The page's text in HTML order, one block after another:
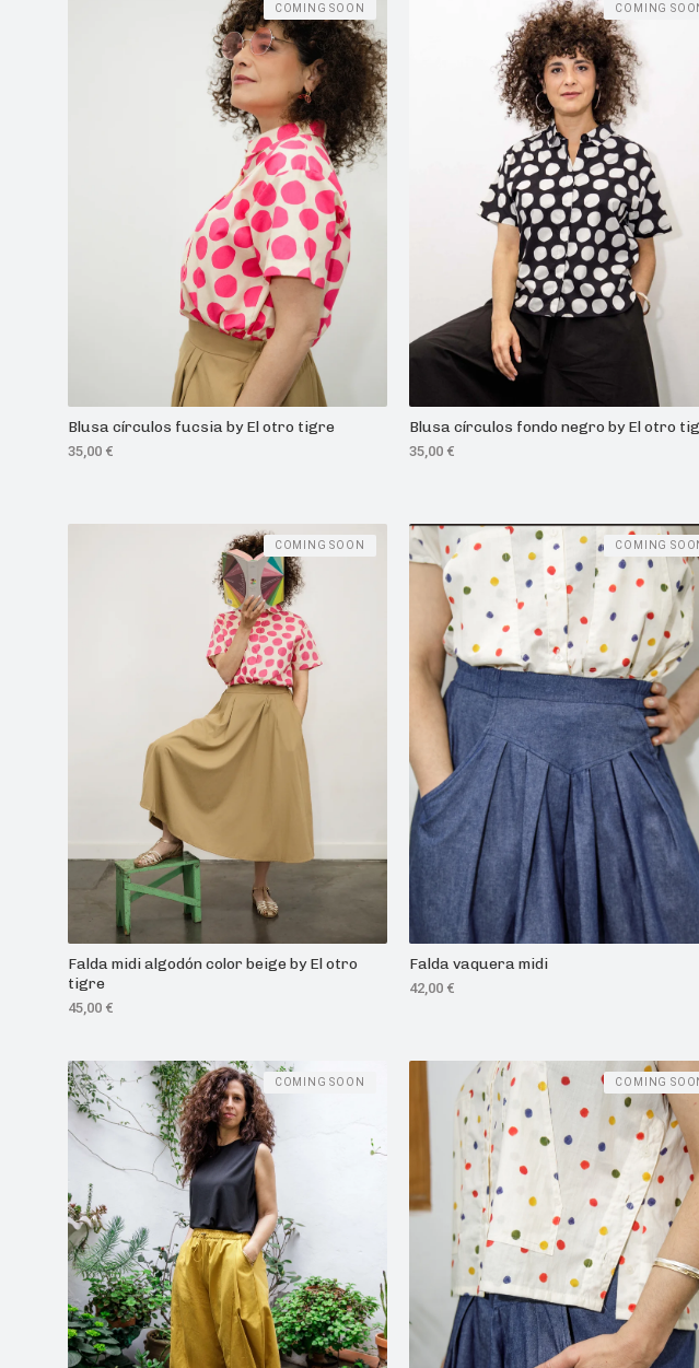
Blusa círculos fucsia by El otro tigre
35,00 €
COMING SOON
Blusa círculos fondo negro by El otro
35,00 €
COMING
Falda midi algodón color beige by El otro
tigre
45,00 €
COMING SOON
Falda vaquera midi
42,00 €
COMING
COMING SOON COMING